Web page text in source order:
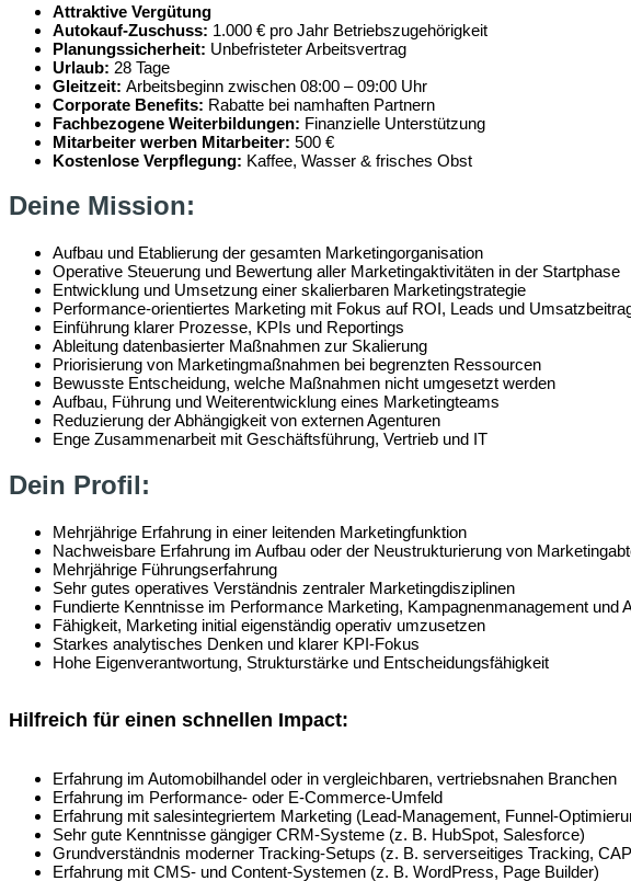
Attraktive Vergütung
Autokauf-Zuschuss: 1.000 € pro Jahr Betriebszugehörigkeit
Planungssicherheit: Unbefristeter Arbeitsvertrag
Urlaub: 28 Tage
Gleitzeit: Arbeitsbeginn zwischen 08:00 – 09:00 Uhr
Corporate Benefits: Rabatte bei namhaften Partnern
Fachbezogene Weiterbildungen: Finanzielle Unterstützung
Mitarbeiter werben Mitarbeiter: 500 €
Kostenlose Verpflegung: Kaffee, Wasser & frisches Obst
Deine Mission:
Aufbau und Etablierung der gesamten Marketingorganisation
Operative Steuerung und Bewertung aller Marketingaktivitäten in der Startphase
Entwicklung und Umsetzung einer skalierbaren Marketingstrategie
Performance-orientiertes Marketing mit Fokus auf ROI, Leads und
Einführung klarer Prozesse, KPIs und Reportings
Ableitung datenbasierter Maßnahmen zur Skalierung
Priorisierung von Marketingmaßnahmen bei begrenzten Ressourcen
Bewusste Entscheidung, welche Maßnahmen nicht umgesetzt werden
Aufbau, Führung und Weiterentwicklung eines Marketingteams
Reduzierung der Abhängigkeit von externen Agenturen
Enge Zusammenarbeit mit Geschäftsführung, Vertrieb und IT
Dein Profil:
Mehrjährige Erfahrung in einer leitenden Marketingfunktion
Nachweisbare Erfahrung im Aufbau oder der Neustrukturierung von
Mehrjährige Führungserfahrung
Sehr gutes operatives Verständnis zentraler Marketingdisziplinen
Fundierte Kenntnisse im Performance Marketing, Kampagnenmanagement und
Fähigkeit, Marketing initial eigenständig operativ umzusetzen
Starkes analytisches Denken und klarer KPI-Fokus
Hohe Eigenverantwortung, Strukturstärke und Entscheidungsfähigkeit
Hilfreich für einen schnellen Impact:
Erfahrung im Automobilhandel oder in vergleichbaren, vertriebsnahen Branchen
Erfahrung im Performance- oder E-Commerce-Umfeld
Erfahrung mit salesintegriertem Marketing (Lead-Management, Funnel-
Sehr gute Kenntnisse gängiger CRM-Systeme (z. B. HubSpot, Salesforce)
Grundverständnis moderner Tracking-Setups (z. B. serverseitiges Tracking,
Erfahrung mit CMS- und Content-Systemen (z. B. WordPress, Page Builder)